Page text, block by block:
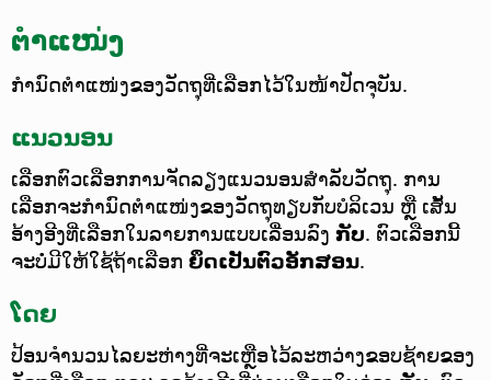
ຕຳແໜ່ງ
ກຳນົດຕຳແໜ່ງຂອງວັດຖຸທີ່ເລືອກໄວ້ໃນໜ້າປັດຈຸບັນ.
ແນວນອນ
ເລືອກຕົວເລືອກການຈັດລຽງແນວນອນສຳລັບວັດຖຸ. ການ
ເລືອກຈະກຳນົດຕຳແໜ່ງຂອງວັດຖຸທຽບກັບບໍລິເວນ ຫຼື ເສັ້ນ
ອ້າງອີງທີ່ເລືອກໃນລາຍການແບບເລື່ອນລົງ ກັບ. ຕົວເລືອກນີ້
ຈະບໍ່ມີໃຫ້ໃຊ້ຖ້າເລືອກ ຍຶດເປັນຕົວອັກສອນ.
ໂດຍ
ປ້ອນຈຳນວນໄລຍະຫ່າງທີ່ຈະເຫຼືອໄວ້ລະຫວ່າງຂອບຊ້າຍຂອງ